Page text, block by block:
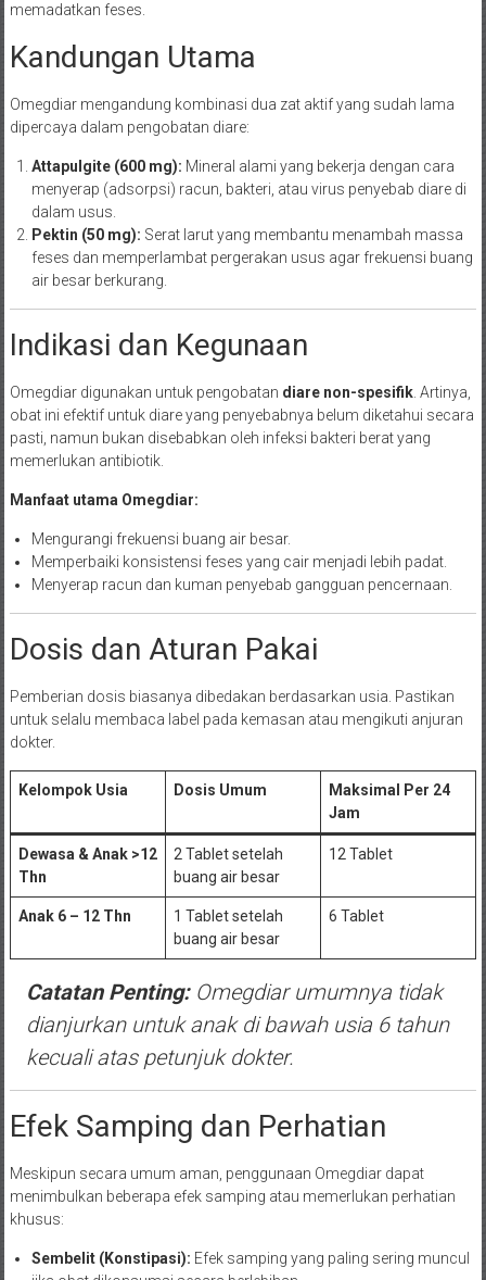
memadatkan feses.
Kandungan Utama
Omegdiar mengandung kombinasi dua zat aktif yang sudah lama
dipercaya dalam pengobatan diare:
Attapulgite (600 mg): Mineral alami yang bekerja dengan cara
menyerap (adsorpsi) racun, bakteri, atau virus penyebab diare di
dalam usus.
Pektin (50 mg): Serat larut yang membantu menambah massa
feses dan memperlambat pergerakan usus agar frekuensi buang
air besar berkurang.
Indikasi dan Kegunaan
Omegdiar digunakan untuk pengobatan diare non-spesifik. Artinya,
obat ini efektif untuk diare yang penyebabnya belum diketahui secara
pasti, namun bukan disebabkan oleh infeksi bakteri berat yang
memerlukan antibiotik.
Manfaat utama Omegdiar:
Mengurangi frekuensi buang air besar.
Memperbaiki konsistensi feses yang cair menjadi lebih padat.
Menyerap racun dan kuman penyebab gangguan pencernaan.
Dosis dan Aturan Pakai
Pemberian dosis biasanya dibedakan berdasarkan usia. Pastikan
untuk selalu membaca label pada kemasan atau mengikuti anjuran
dokter.
Kelompok Usia Dosis Umum
Maksimal Per 24
Jam
Dewasa & Anak >12
Thn
2 Tablet setelah
buang air besar
12 Tablet
Anak 6 – 12 Thn
1 Tablet setelah
buang air besar
6 Tablet
Catatan Penting:Omegdiar umumnya tidak
dianjurkan untuk anak di bawah usia 6 tahun
kecuali atas petunjuk dokter.
Efek Samping dan Perhatian
Meskipun secara umum aman, penggunaan Omegdiar dapat
menimbulkan beberapa efek samping atau memerlukan perhatian
khusus:
Sembelit (Konstipasi): Efek samping yang paling sering muncul